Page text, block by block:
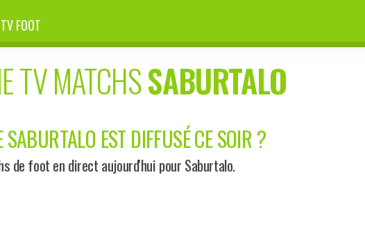
FOOT
TV MATCHSSABURTALO
EST DIFFUSÉ CE SOIR ?
de foot en direct aujourd'hui pour Saburtalo.